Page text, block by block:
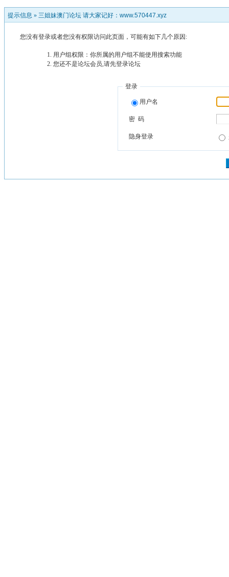
提示信息 » 三姐妹澳门论坛 请大家记好：www.570447.xyz
您没有登录或者您没有权限访问此页面，可能有如下几个原因:
用户组权限：你所属的用户组不能使用搜索功能
您还不是论坛会员,请先登录论坛
登录
用户名
密 码
隐身登录